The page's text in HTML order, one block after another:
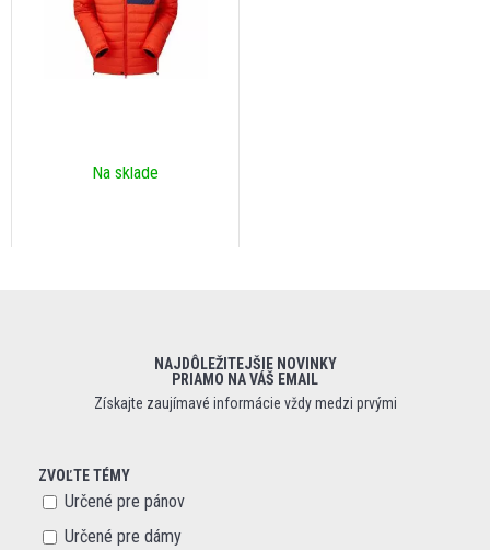
Na sklade
NAJDÔLEŽITEJŠIE NOVINKY
PRIAMO NA VÁŠ EMAIL
Získajte zaujímavé informácie vždy medzi prvými
ZVOĽTE TÉMY
Určené pre pánov
Určené pre dámy